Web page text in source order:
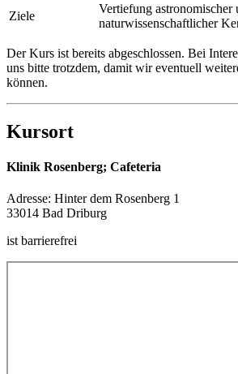
Ziele
Vertiefung astronomischer
naturwissenschaftlicher
Der Kurs ist bereits abgeschlossen. Bei
uns bitte trotzdem, damit wir eventuell
können.
Kursort
Klinik Rosenberg; Cafeteria
Adresse: Hinter dem Rosenberg 1
33014 Bad Driburg
ist barrierefrei